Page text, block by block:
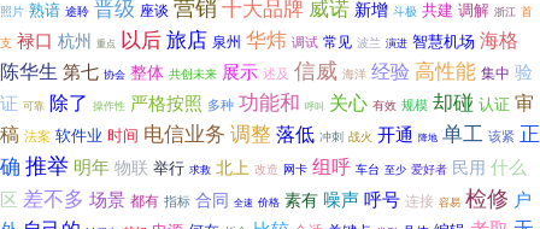
照片 熟谙 途聆 晋级 座谈 十大品牌 威诺 新增 斗极 共建 调解 浙江 首
支 禄口 杭州 重点 以后旅店 泉州 华炜 调试 常见 波兰 演进 智慧机场 海格
陈华生 第七 协会 整体 共创未来 展示 述及 信威 海洋 经验 高性能 集中 验
证 可靠 除了 操作性 严格按照 多种 功能和 呼叫 关心 有效 规模 却碰 认证 审
稿 法案 软件业 时间 电信业务 调整落低 冲刺 战火 开通 降地 单工 该紧 正
确 推举 明年 物联 举行 求救 北上 改造 网卡 组呼 车台 至少 爱好者 民用 什么
区 差不多 场景 都有 指标 合同 全速 价格 素有 噪声呼号 连接 容易 检修 户